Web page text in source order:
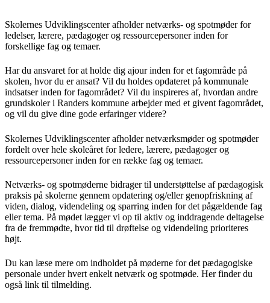
Skolernes Udviklingscenter afholder netværks- og spotmøder for
ledelser, lærere, pædagoger og ressourcepersoner inden for
forskellige fag og temaer.
Har du ansvaret for at holde dig ajour inden for et fagområde på
skolen, hvor du er ansat? Vil du holdes opdateret på kommunale
indsatser inden for fagområdet? Vil du inspireres af, hvordan andre
grundskoler i Randers kommune arbejder med et givent fagområdet,
og vil du give dine gode erfaringer videre?
Skolernes Udviklingscenter afholder netværksmøder og spotmøder
fordelt over hele skoleåret for ledere, lærere, pædagoger og
ressourcepersoner inden for en række fag og temaer.
Netværks- og spotmøderne bidrager til understøttelse af pædagogisk
praksis på skolerne gennem opdatering og/eller genopfriskning af
viden, dialog, videndeling og sparring inden for det pågældende fag
eller tema. På mødet lægger vi op til aktiv og inddragende deltagelse
fra de fremmødte, hvor tid til drøftelse og videndeling prioriteres
højt.
Du kan læse mere om indholdet på møderne for det pædagogiske
personale under hvert enkelt netværk og spotmøde. Her finder du
også link til tilmelding.